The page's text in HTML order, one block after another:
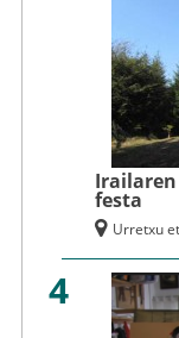
festa
Urretxu
4